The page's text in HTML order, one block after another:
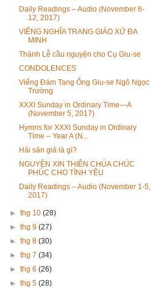
Daily Readings – Audio (November 6-
12, 2017)
VIẾNG NGHĨA TRANG GIÁO XỨ ĐA
MINH
Thánh Lễ cầu nguyện cho Cụ Giu-se
CONDOLENCES
Viếng Đám Tang Ông Giu-se Ngô Ngọc
Trường
XXXI Sunday in Ordinary Time—A
(November 5, 2017)
Hymns for XXXI Sunday in Ordinary
Time – Year A (N...
Hải sản giả là gì?
NGUYỆN XIN THIÊN CHÚA CHÚC
PHÚC CHO TÌNH YÊU
Daily Readings – Audio (November 1-5,
2017)
►thg 10(28)
►thg 9(27)
►thg 8(30)
►thg 7(34)
►thg 6(26)
►thg 5(28)